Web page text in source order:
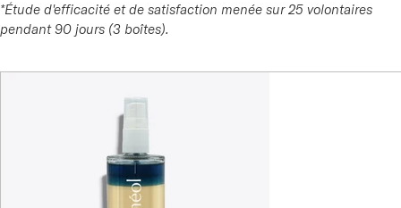
*Étude d'efficacité et de satisfaction menée sur 25 volontaires
pendant 90 jours (3 boîtes).